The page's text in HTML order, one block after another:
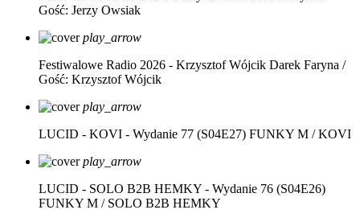
Gość: Jerzy Owsiak
play_arrow
Festiwalowe Radio 2026 - Krzysztof Wójcik Darek Faryna /
Gość: Krzysztof Wójcik
play_arrow
LUCID - KOVI - Wydanie 77 (S04E27) FUNKY M / KOVI
play_arrow
LUCID - SOLO B2B HEMKY - Wydanie 76 (S04E26)
FUNKY M / SOLO B2B HEMKY